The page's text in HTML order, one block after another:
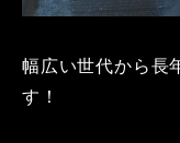
幅広い世代から長
す！